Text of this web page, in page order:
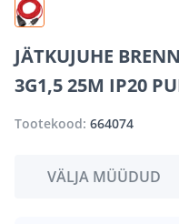
JÄTKUJUHE
3G1,5 25M IP20
Tootekood: 664074
VÄLJA MÜÜDUD